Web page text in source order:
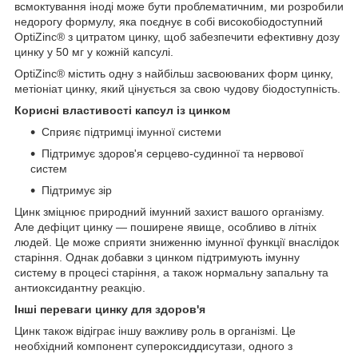
всмоктування іноді може бути проблематичним, ми розробили
недорогу формулу, яка поєднує в собі високобіодоступний
OptiZinc® з цитратом цинку, щоб забезпечити ефективну дозу
цинку у 50 мг у кожній капсулі.
OptiZinc® містить одну з найбільш засвоюваних форм цинку,
метіоніат цинку, який цінується за свою чудову біодоступність.
Корисні властивості капсул із цинком
Сприяє підтримці імунної системи
Підтримує здоров'я серцево-судинної та нервової
систем
Підтримує зір
Цинк зміцнює природний імунний захист вашого організму.
Але дефіцит цинку — поширене явище, особливо в літніх
людей. Це може сприяти зниженню імунної функції внаслідок
старіння. Однак добавки з цинком підтримують імунну
систему в процесі старіння, а також нормальну запальну та
антиоксидантну реакцію.
Інші переваги цинку для здоров'я
Цинк також відіграє іншу важливу роль в організмі. Це
необхідний компонент супероксиддисутази, одного з